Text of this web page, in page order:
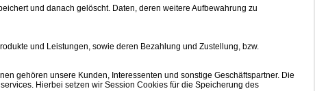
und danach gelöscht. Daten, deren weitere Aufbewahrung zu
und Leistungen, sowie deren Bezahlung und Zustellung, bzw.
gehören unsere Kunden, Interessenten und sonstige Geschäftspartner. Die
Hierbei setzen wir Session Cookies für die Speicherung des